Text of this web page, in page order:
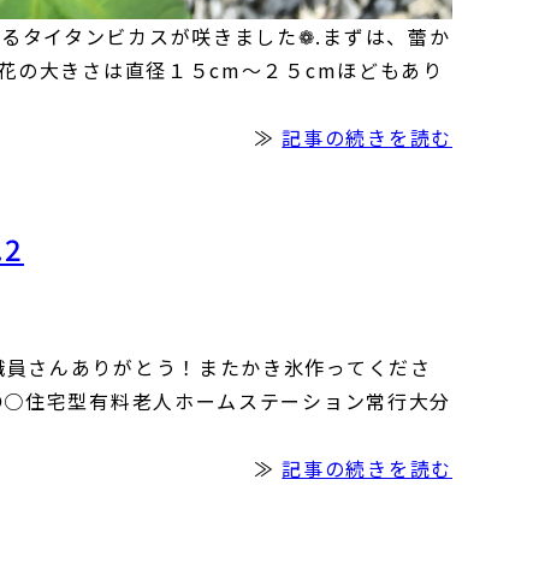
タイタンビカスが咲きました❁.まずは、蕾か
の大きさは直径１５cm～２５cmほどもあり
≫記事の続きを読む
さんありがとう！またかき氷作ってくださ
宅型有料老人ホームステーション常行大分
≫記事の続きを読む